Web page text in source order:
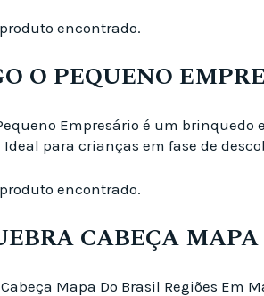
encontrado.
O PEQUENO
Empresário é um
Ideal para crianças em fase de
encontrado.
CABEÇA
Cabeça Mapa Do Brasil Regiões